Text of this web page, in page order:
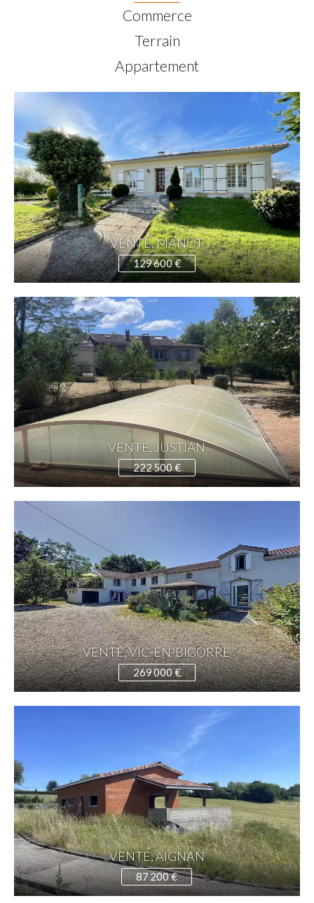
Commerce
Terrain
Appartement
VENTE, MANOT
129 600 €
VENTE, JUSTIAN
222 500 €
VENTE, VIC-EN-BIGORRE
269 000 €
VENTE, AIGNAN
87 200 €